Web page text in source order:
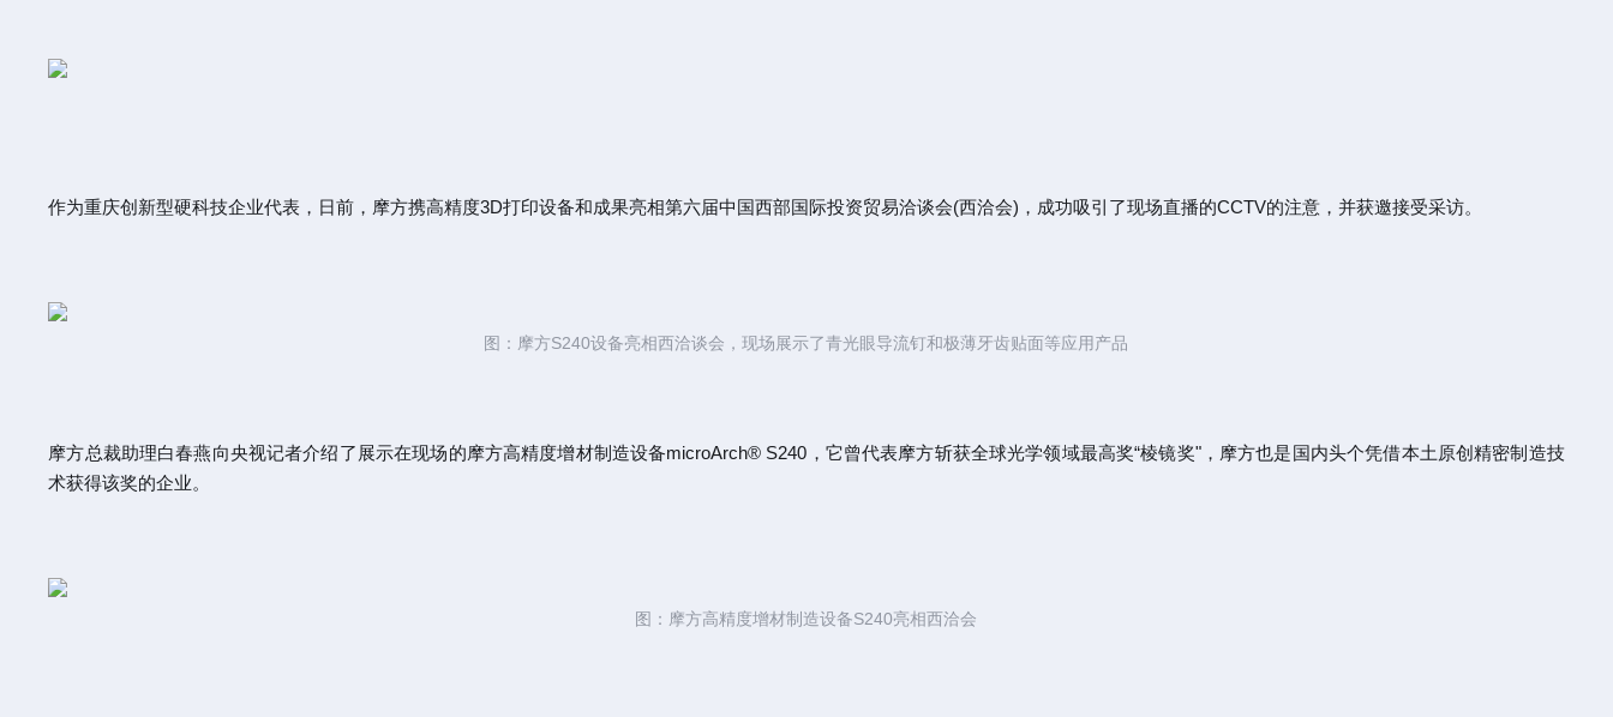
作为重庆创新型硬科技企业代表，日前，摩方携高精度3D打印设备和成果亮相第六届中国西部国际投资贸易洽谈会(西洽会)，成功吸引了现场直播的CCTV的注意，并获邀接受采访。
图：摩方S240设备亮相西洽谈会，现场展示了青光眼导流钉和极薄牙齿贴面等应用产品
摩方总裁助理白春燕向央视记者介绍了展示在现场的摩方高精度增材制造设备microArch® S240，它曾代表摩方斩获全球光学领域最高奖“棱镜奖"，摩方也是国内头个凭借本土原创精密制造技
术获得该奖的企业。
图：摩方高精度增材制造设备S240亮相西洽会